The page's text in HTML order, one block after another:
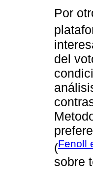
Por
del
(Fenoll
sobre